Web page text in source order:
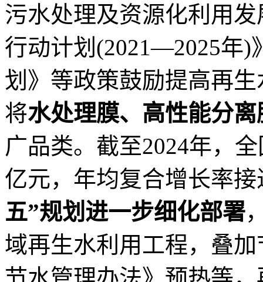
污水处理及资源化利用
行动计划(2021—2025年)
划》等政策鼓励提高再
将水处理膜、高性能分离
广品类。截至2024年，
亿元，年均复合增长率
五”规划进一步细化部署
域再生水利用工程，叠